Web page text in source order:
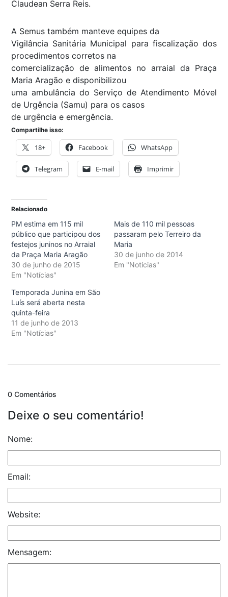
Claudean Serra Reis.
A Semus também manteve equipes da
Vigilância Sanitária Municipal para fiscalização dos
procedimentos corretos na
comercialização de alimentos no arraial da Praça
Maria Aragão e disponibilizou
uma ambulância do Serviço de Atendimento Móvel
de Urgência (Samu) para os casos
de urgência e emergência.
Compartilhe isso:
18+ Facebook WhatsApp
Telegram E-mail Imprimir
Relacionado
PM estima em 115 mil
público que participou dos
festejos juninos no Arraial
da Praça Maria Aragão
30 de junho de 2015
Em "Notícias"
Mais de 110 mil pessoas
passaram pelo Terreiro da
Maria
30 de junho de 2014
Em "Notícias"
Temporada Junina em São
Luís será aberta nesta
quinta-feira
11 de junho de 2013
Em "Notícias"
0 Comentários
Deixe o seu comentário!
Nome:
Email:
Website:
Mensagem: